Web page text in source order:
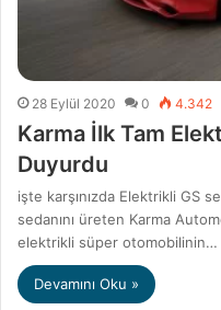
28 Eylül 2020 0 4.342
Karma İlk Tam
Duyurdu
işte karşınızda Elektrikli GS
sedanını üreten Karma
elektrikli süper otomobilinin…
Devamını Oku »